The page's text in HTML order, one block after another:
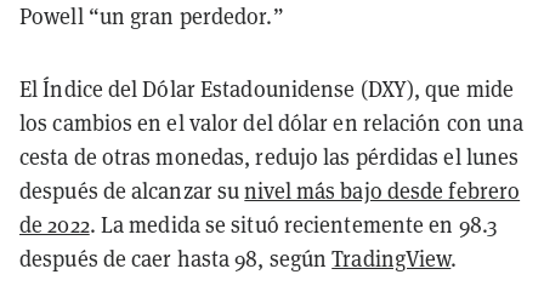
Powell “un gran perdedor.”
El Índice del Dólar Estadounidense (DXY), que mide
los cambios en el valor del dólar en relación con una
cesta de otras monedas, redujo las pérdidas el lunes
después de alcanzar sunivel más bajo desde febrero
de 2022. La medida se situó recientemente en 98.3
después de caer hasta 98, segúnTradingView.